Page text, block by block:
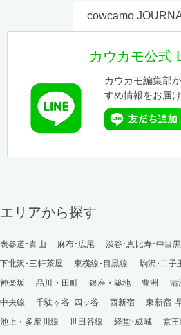
cowcamo
カウカモ公式
カウカモ編集部
すめ情報をお届け
エリアから探す
表参道･青山 麻布･広尾 渋谷･恵比寿･中目黒
下北沢･三軒茶屋
東横線･目黒線 駒沢･二子
神楽坂
品川・田町 銀座・築地 豊洲 清
中央線
千駄ヶ谷･四ッ谷 西新宿 東新宿･
池上・多摩川線
世田谷線 経堂･成城 京王